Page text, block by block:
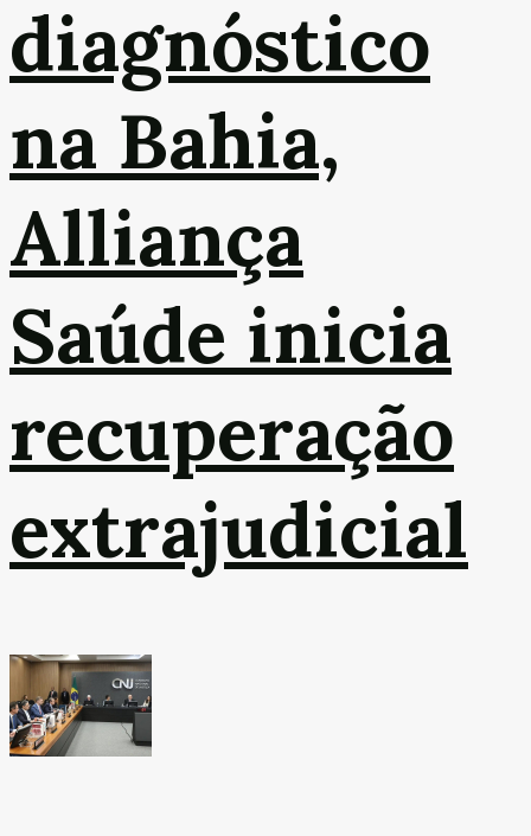
diagnóstico
na Bahia,
Alliança
Saúde inicia
recuperação
extrajudicial